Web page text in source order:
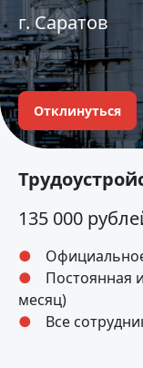
г. Саратов
Отклинуться
135 000
Постоянная
месяц)
Все